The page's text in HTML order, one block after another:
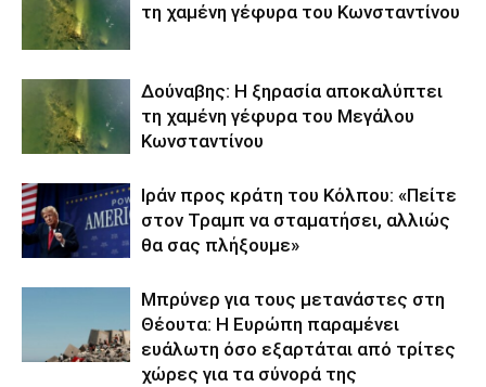
τη χαμένη γέφυρα του Κωνσταντίνου
Δούναβης: Η ξηρασία αποκαλύπτει
τη χαμένη γέφυρα του Μεγάλου
Κωνσταντίνου
Ιράν προς κράτη του Κόλπου: «Πείτε
στον Τραμπ να σταματήσει, αλλιώς
θα σας πλήξουμε»
Μπρύνερ για τους μετανάστες στη
Θέουτα: Η Ευρώπη παραμένει
ευάλωτη όσο εξαρτάται από τρίτες
χώρες για τα σύνορά της